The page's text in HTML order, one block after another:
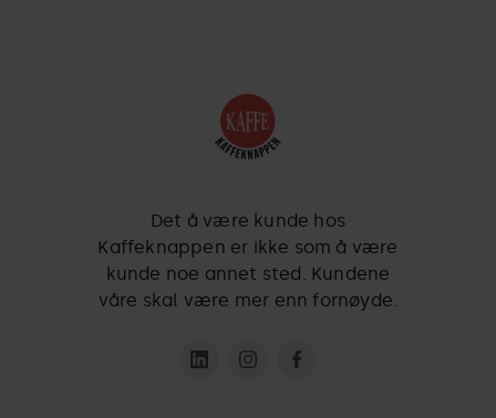
Det å være kunde hos
Kaffeknappen er ikke som å være
kunde noe annet sted. Kundene
våre skal være mer enn fornøyde.